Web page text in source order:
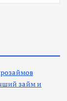
займ и